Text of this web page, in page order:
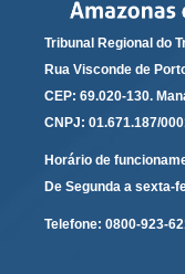
Laboratório
Assessoria de
Sites
Biblioteca
Centro de
Tribunal Regional do
Rua Visconde de
CEP: 69.020-130.
CNPJ: 01.671.187/
Horário de
De Segunda a sexta-
Telefone: 0800-923-